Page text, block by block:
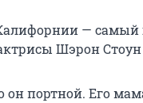
—
Шэрон
он портной. Его